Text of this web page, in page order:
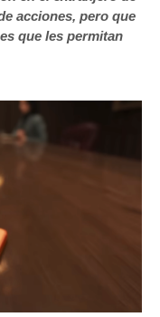
acciones, pero que
que les permitan